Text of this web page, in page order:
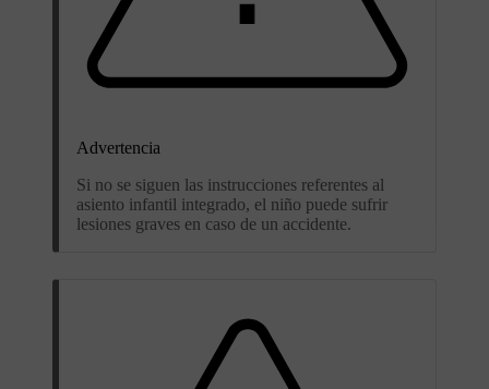
Advertencia
Si no se siguen las instrucciones referentes al
asiento infantil integrado, el niño puede sufrir
lesiones graves en caso de un accidente.